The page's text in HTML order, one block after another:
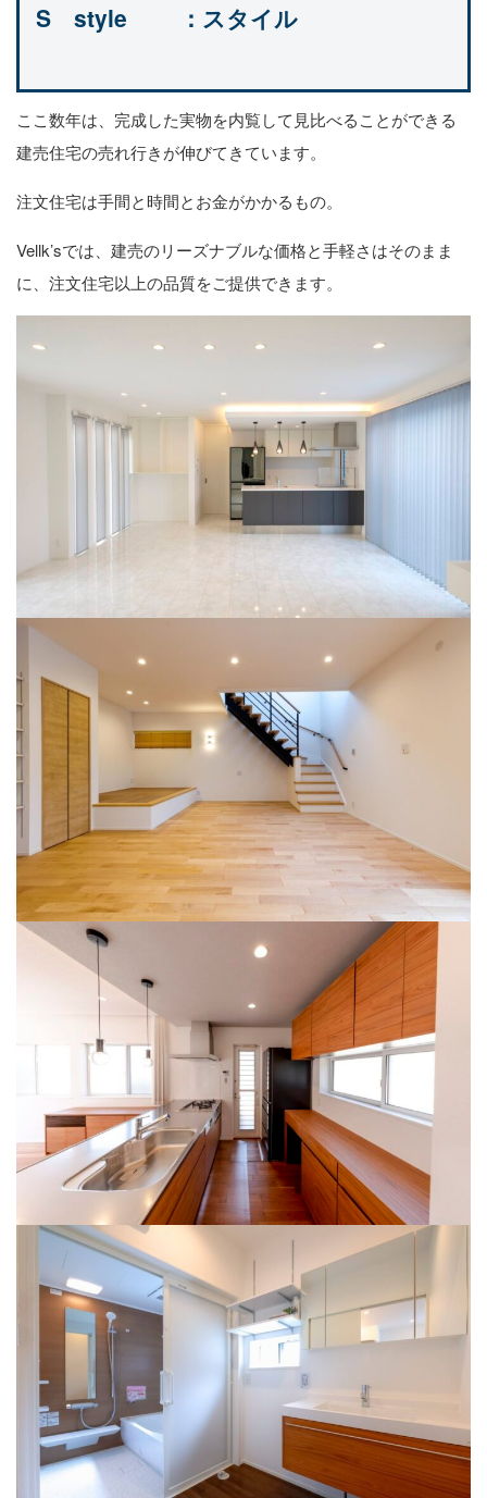
S　style        ：スタイル
ここ数年は、完成した実物を内覧して見比べることができる
建売住宅の売れ行きが伸びてきています。
注文住宅は手間と時間とお金がかかるもの。
Vellk’sでは、建売のリーズナブルな価格と手軽さはそのまま
に、注文住宅以上の品質をご提供できます。